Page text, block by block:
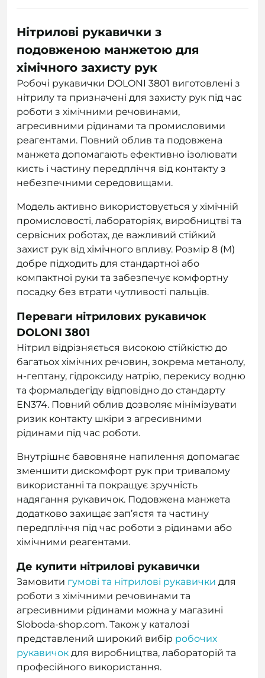
Нітрилові рукавички з
подовженою манжетою для
хімічного захисту рук
Робочі рукавички DOLONI 3801 виготовлені з
нітрилу та призначені для захисту рук під час
роботи з хімічними речовинами,
агресивними рідинами та промисловими
реагентами. Повний облив та подовжена
манжета допомагають ефективно ізолювати
кисть і частину передпліччя від контакту з
небезпечними середовищами.
Модель активно використовується у хімічній
промисловості, лабораторіях, виробництві та
сервісних роботах, де важливий стійкий
захист рук від хімічного впливу. Розмір 8 (M)
добре підходить для стандартної або
компактної руки та забезпечує комфортну
посадку без втрати чутливості пальців.
Переваги нітрилових рукавичок
DOLONI 3801
Нітрил відрізняється високою стійкістю до
багатьох хімічних речовин, зокрема метанолу,
н-гептану, гідроксиду натрію, перекису водню
та формальдегіду відповідно до стандарту
EN374. Повний облив дозволяє мінімізувати
ризик контакту шкіри з агресивними
рідинами під час роботи.
Внутрішнє бавовняне напилення допомагає
зменшити дискомфорт рук при тривалому
використанні та покращує зручність
надягання рукавичок. Подовжена манжета
додатково захищає зап’ястя та частину
передпліччя під час роботи з рідинами або
хімічними реагентами.
Де купити нітрилові рукавички
Замовити гумові та нітрилові рукавички для
роботи з хімічними речовинами та
агресивними рідинами можна у магазині
Sloboda-shop.com. Також у каталозі
представлений широкий вибір робочих
рукавичок для виробництва, лабораторій та
професійного використання.